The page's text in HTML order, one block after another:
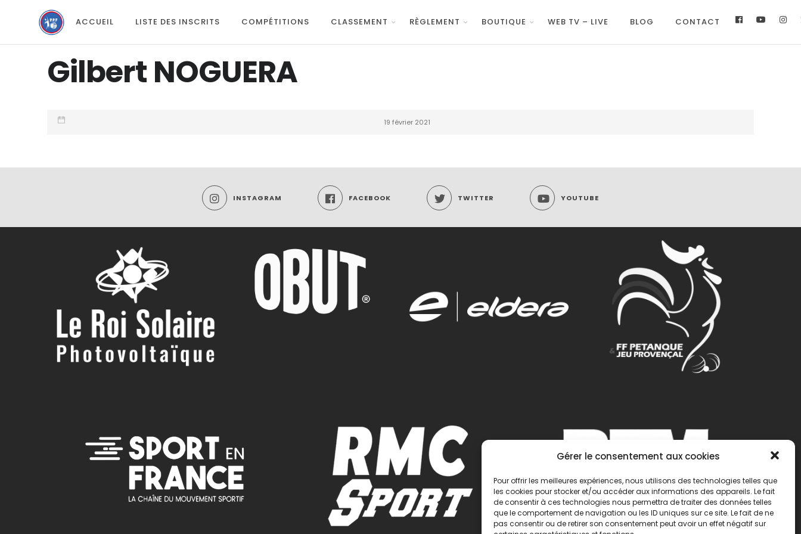
Gérer le consentement aux cookies
Pour offrir les meilleures expériences, nous utilisons des technologies telles que
les cookies pour stocker et/ou accéder aux informations des appareils. Le fait
de consentir à ces technologies nous permettra de traiter des données telles
que le comportement de navigation ou les ID uniques sur ce site. Le fait de ne
pas consentir ou de retirer son consentement peut avoir un effet négatif sur
ACCUEIL LISTE DES INSCRITS COMPÉTITIONS CLASSEMENT RÈGLEMENT BOUTIQUE WEB TV – LIVE BLOG CONTACT
Gilbert NOGUERA
19 février 2021
INSTAGRAM FACEBOOK TWITTER YOUTUBE